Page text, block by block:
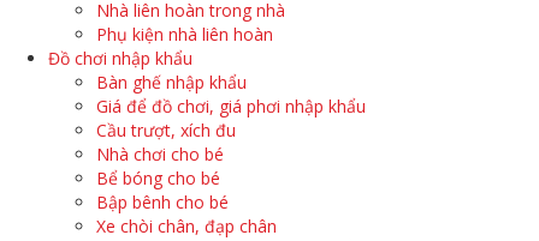
Nhà liên hoàn trong nhà
Phụ kiện nhà liên hoàn
Đồ chơi nhập khẩu
Bàn ghế nhập khẩu
Giá để đồ chơi, giá phơi nhập khẩu
Cầu trượt, xích đu
Nhà chơi cho bé
Bể bóng cho bé
Bập bênh cho bé
Xe chòi chân, đạp chân